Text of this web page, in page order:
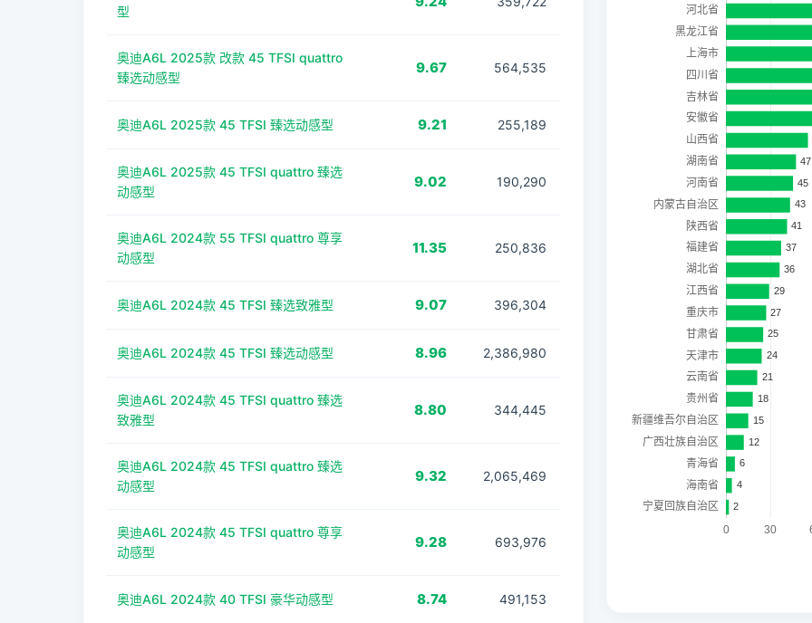
型
奥迪A6L 2025款 改款 45 TFSI quattro
臻选动感型
9.67 564,535
奥迪A6L 2025款 45 TFSI 臻选动感型 9.21 255,189
奥迪A6L 2025款 45 TFSI quattro 臻选
动感型
9.02 190,290
奥迪A6L 2024款 55 TFSI quattro 尊享
动感型
11.35 250,836
奥迪A6L 2024款 45 TFSI 臻选致雅型 9.07 396,304
奥迪A6L 2024款 45 TFSI 臻选动感型 8.96 2,386,980
奥迪A6L 2024款 45 TFSI quattro 臻选
致雅型
8.80 344,445
奥迪A6L 2024款 45 TFSI quattro 臻选
动感型
9.32 2,065,469
奥迪A6L 2024款 45 TFSI quattro 尊享
动感型
9.28 693,976
奥迪A6L 2024款 40 TFSI 豪华动感型 8.74 491,153